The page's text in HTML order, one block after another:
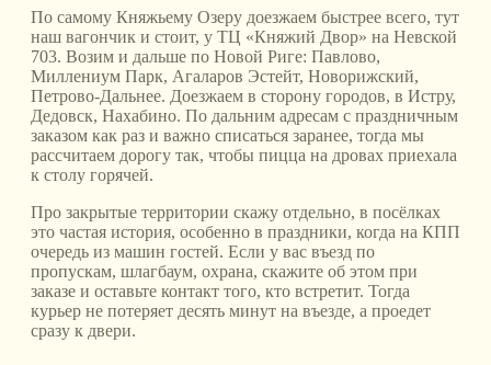
По самому Княжьему Озеру доезжаем быстрее всего, тут
наш вагончик и стоит, у ТЦ «Княжий Двор» на Невской
703. Возим и дальше по Новой Риге: Павлово,
Миллениум Парк, Агаларов Эстейт, Новорижский,
Петрово-Дальнее. Доезжаем в сторону городов, в Истру,
Дедовск, Нахабино. По дальним адресам с праздничным
заказом как раз и важно списаться заранее, тогда мы
рассчитаем дорогу так, чтобы пицца на дровах приехала
к столу горячей.
Про закрытые территории скажу отдельно, в посёлках
это частая история, особенно в праздники, когда на КПП
очередь из машин гостей. Если у вас въезд по
пропускам, шлагбаум, охрана, скажите об этом при
заказе и оставьте контакт того, кто встретит. Тогда
курьер не потеряет десять минут на въезде, а проедет
сразу к двери.